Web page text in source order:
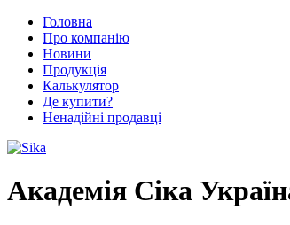
Головна
Про компанію
Новини
Продукція
Калькулятор
Де купити?
Ненадійні продавці
Академія Сіка